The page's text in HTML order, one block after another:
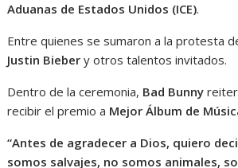
Aduanas de Estados Unidos (ICE).
Entre quienes se sumaron a la protesta
Justin Bieber y otros talentos invitados.
Dentro de la ceremonia, Bad Bunny
recibir el premio a Mejor Álbum de
“Antes de agradecer a Dios, quiero
somos salvajes, no somos animales,